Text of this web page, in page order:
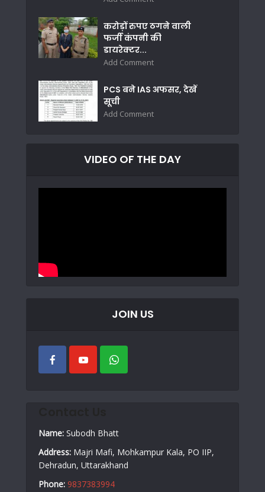
करोड़ों रुपए ठगने वाली
फर्जी कंपनी की
डायरेक्टर...
Add Comment
PCS बने IAS अफसर, देखें
सूची
Add Comment
VIDEO OF THE DAY
JOIN US
Name: Subodh Bhatt
Address: Majri Mafi, Mohkampur Kala, PO IIP,
Dehradun, Uttarakhand
Phone: 9837383994